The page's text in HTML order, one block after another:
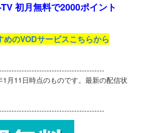
初月無料で2000ポイント
のVODサービスこちらから
月11日時点のものです。最新の配信状